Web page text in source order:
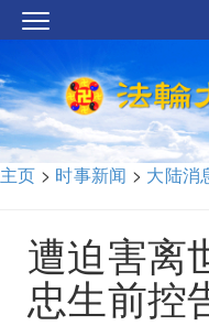
主页 > 时事新闻 > 大陆消
遭迫害
忠生前控